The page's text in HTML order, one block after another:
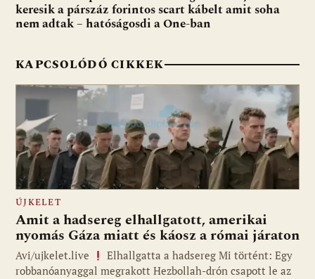
keresik a párszáz forintos scart kábelt amit soha
nem adtak – hatóságosdi a One-ban
KAPCSOLÓDÓ CIKKEK
ÚJKELET
Amit a hadsereg elhallgatott, amerikai
nyomás Gáza miatt és káosz a római járaton
Avi/ujkelet.live
Elhallgatta a hadsereg Mi történt: Egy
robbanóanyaggal megrakott Hezbollah-drón csapott le az